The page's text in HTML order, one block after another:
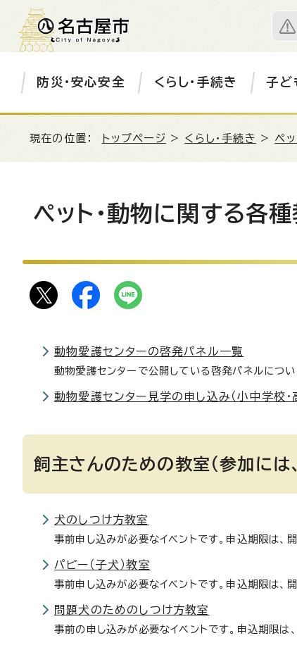
防災・安心安全 くらし・手続き 子ど
現在の位置： トップページ > くらし・手続き > ペッ
ペット・動物に関する各
動物愛護センターの啓発パネル一覧
動物愛護センターで公開している啓発パネルについ
動物愛護センター見学の申し込み（小中学校・
飼主さんのための教室（参加には
犬のしつけ方教室
事前申し込みが必要なイベントです。申込期限は
パピー（子犬）教室
事前申し込みが必要なイベントです。申込期限は
問題犬のためのしつけ方教室
事前の申し込みが必要なイベントです。申込期限